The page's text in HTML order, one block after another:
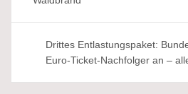
Drittes Entlastungspaket:
Euro-Ticket-Nachfolger an –